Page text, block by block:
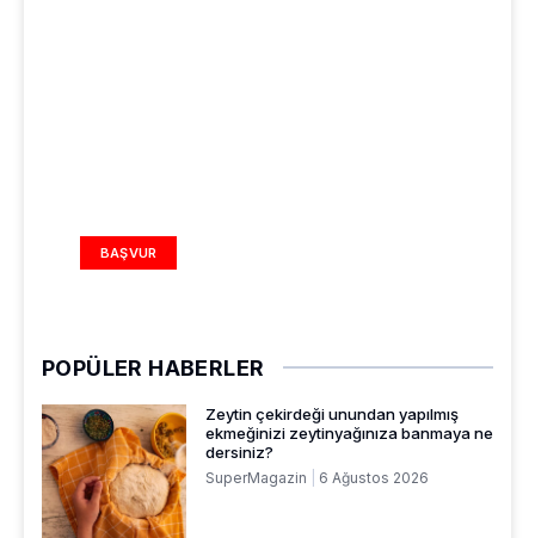
BAŞVUR
POPÜLER HABERLER
Zeytin çekirdeği unundan yapılmış
ekmeğinizi zeytinyağınıza banmaya ne
dersiniz?
SuperMagazin 6 Ağustos 2026